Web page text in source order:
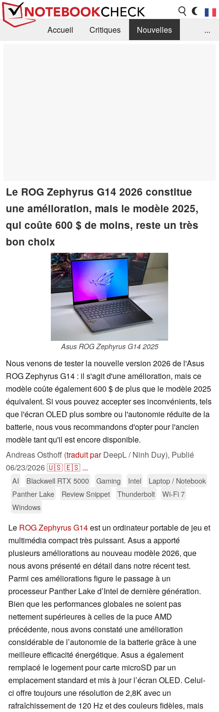
Accueil Critiques
Nouvelles
...
Le ROG Zephyrus G14 2026 constitue
une amélioration, mais le modèle 2025,
qui coûte 600 $ de moins, reste un très
bon choix
Asus ROG Zephyrus G14 2025
Nous venons de tester la nouvelle version 2026 de l'Asus
ROG Zephyrus G14 : il s'agit d'une amélioration, mais ce
modèle coûte également 600 $ de plus que le modèle 2025
équivalent. Si vous pouvez accepter ses inconvénients, tels
que l'écran OLED plus sombre ou l'autonomie réduite de la
batterie, nous vous recommandons d'opter pour l'ancien
modèle tant qu'il est encore disponible.
Andreas Osthoff (traduit parDeepL / Ninh Duy), Publié
06/23/2026🇺🇸🇪🇸 ...
AI Blackwell RTX 5000 Gaming Intel
Laptop / Notebook
Panther Lake
Review Snippet Thunderbolt
Wi-Fi 7
Windows
Le ROG Zephyrus G14est un ordinateur portable de jeu et
multimédia compact très puissant. Asus a apporté
plusieurs améliorations au nouveau modèle 2026, que
nous avons présenté en détail dans notre récent test.
Parmi ces améliorations figure le passage à un
processeur Panther Lake d’Intel de dernière génération.
Bien que les performances globales ne soient pas
nettement supérieures à celles de la puce AMD
précédente, nous avons constaté une amélioration
considérable de l’autonomie de la batterie grâce à une
meilleure efficacité énergétique. Asus a également
remplacé le logement pour carte microSD par un
emplacement standard et mis à jour l’écran OLED. Celui-
ci offre toujours une résolution de 2,8K avec un
rafraîchissement de 120 Hz et des couleurs fidèles, mais